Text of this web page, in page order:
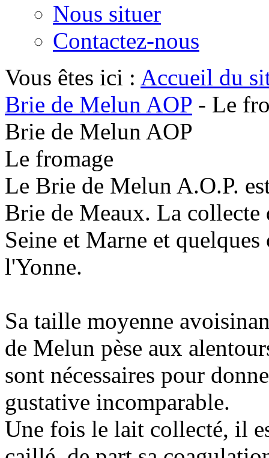
Nous situer
Contactez-nous
Vous êtes ici : Accueil du
Brie de Melun AOP - Le
Brie de Melun AOP
Le fromage
Le Brie de Melun A.O.P.
Brie de Meaux. La collecte
Seine et Marne et
l'Yonne.
Sa taille moyenne
de Melun pèse aux
sont nécessaires pour
gustative incomparable.
Une fois le lait collecté, il